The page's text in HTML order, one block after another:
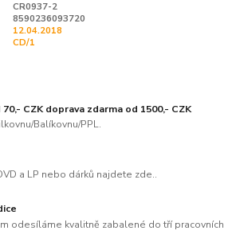
CR0937-2
8590236093720
12.04.2018
CD/1
CZK doprava zdarma od 1500,- CZK
Balíkovnu/PPL.
a LP nebo dárků najdete zde..
odesíláme kvalitně zabalené do tří pracovních